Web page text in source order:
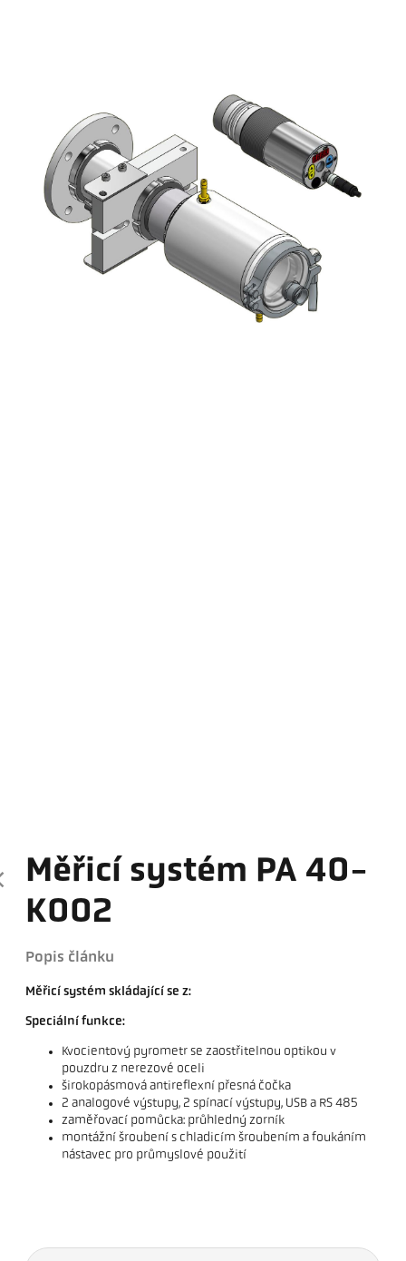
Měřicí systém PA 40-
K002
Popis článku
Měřicí systém skládající se z:
Speciální funkce:
Kvocientový pyrometr se zaostřitelnou optikou v
pouzdru z nerezové oceli
širokopásmová antireflexní přesná čočka
2 analogové výstupy, 2 spínací výstupy, USB a RS 485
zaměřovací pomůcka: průhledný zorník
montážní šroubení s chladicím šroubením a foukáním
nástavec pro průmyslové použití